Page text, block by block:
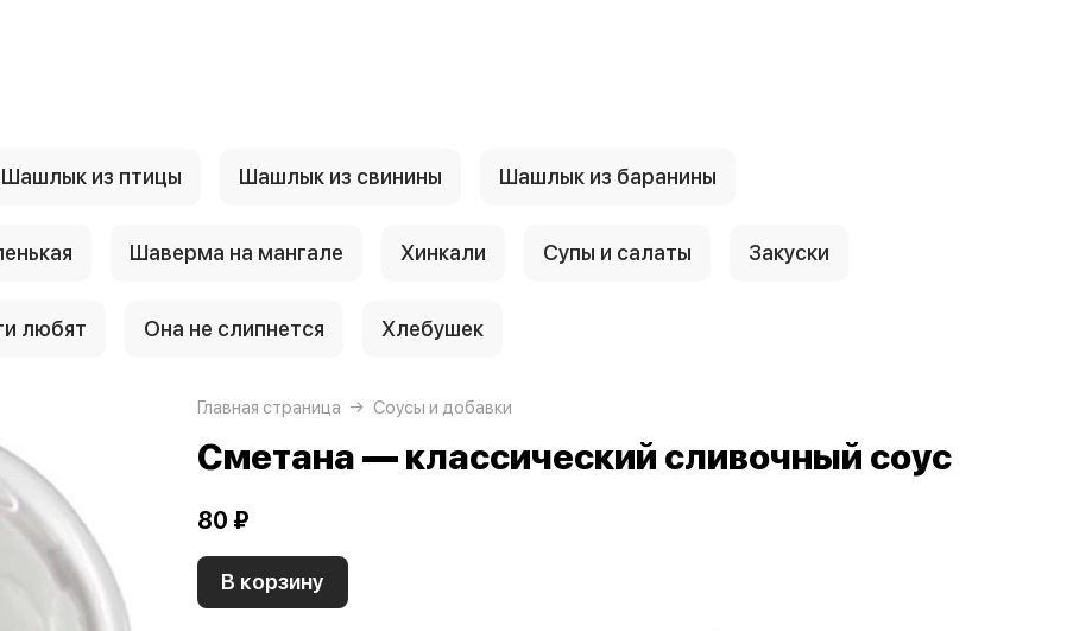
Шашлык из птицы Шашлык из свинины Шашлык из баранины
Шаверма на мангале Хинкали Супы и салаты Закуски
любят Она не слипнется Хлебушек
Главная страница Соусы и добавки
Сметана — классический сливочный соус
80 ₽
В корзину